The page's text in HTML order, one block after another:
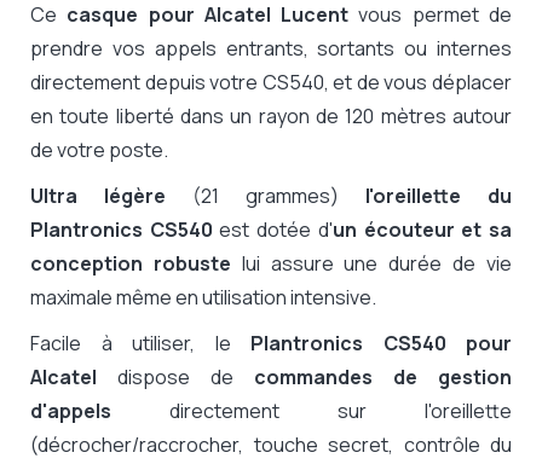
Ce casque pour Alcatel Lucentvous permet de
prendre vos appels entrants, sortants ou internes
directement depuis votre CS540, et de vous déplacer
en toute liberté dans un rayon de 120 mètres autour
de votre poste.
Ultra légère (21 grammes) l'oreillette du
Plantronics CS540 est dotée d'un écouteur et sa
conception robuste lui assure une durée de vie
maximale même en utilisation intensive.
Facile à utiliser, le Plantronics CS540 pour
Alcatel dispose de commandes de gestion
d'appels directement sur l'oreillette
(décrocher/raccrocher, touche secret, contrôle du